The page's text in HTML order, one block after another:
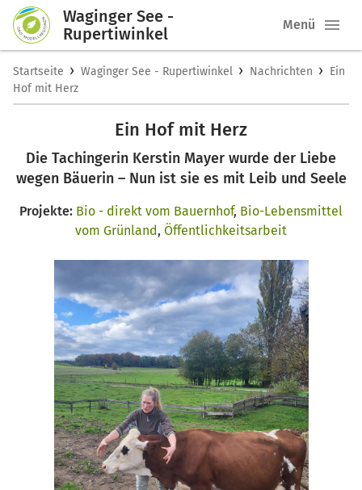
Waginger See -
Rupertiwinkel
Menü
Startseite › Waginger See - Rupertiwinkel › Nachrichten › Ein
Hof mit Herz
Ein Hof mit Herz
Die Tachingerin Kerstin Mayer wurde der Liebe
wegen Bäuerin – Nun ist sie es mit Leib und Seele
Projekte: Bio - direkt vom Bauernhof, Bio-Lebensmittel
vom Grünland, Öffentlichkeitsarbeit